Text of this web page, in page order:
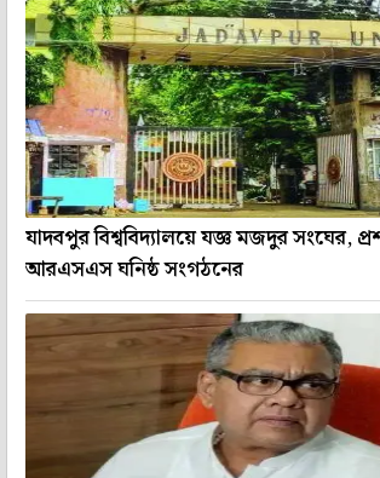
যাদবপুর বিশ্ববিদ্যালয়ে যজ্ঞ মজদুর সংঘের,
আরএসএস ঘনিষ্ঠ সংগঠনের